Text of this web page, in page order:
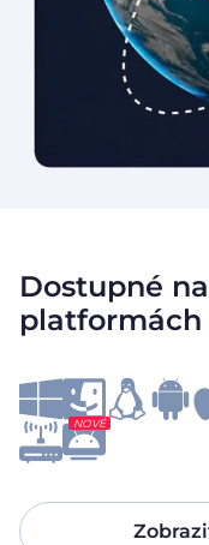
Dostupné
platformách
NOVÉ